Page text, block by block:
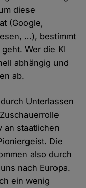
diese
(Google,
…), bestimmt
Wer die KI
abhängig und
ab.
Unterlassen
an staatlichen
Die
also durch
nach Europa.
ein wenig